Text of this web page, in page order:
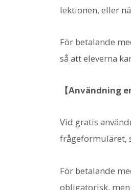
lektionen, eller
För betalande
så att eleverna
【Användning
Vid gratis
frågeformuläret,
För betalande
obligatorisk,